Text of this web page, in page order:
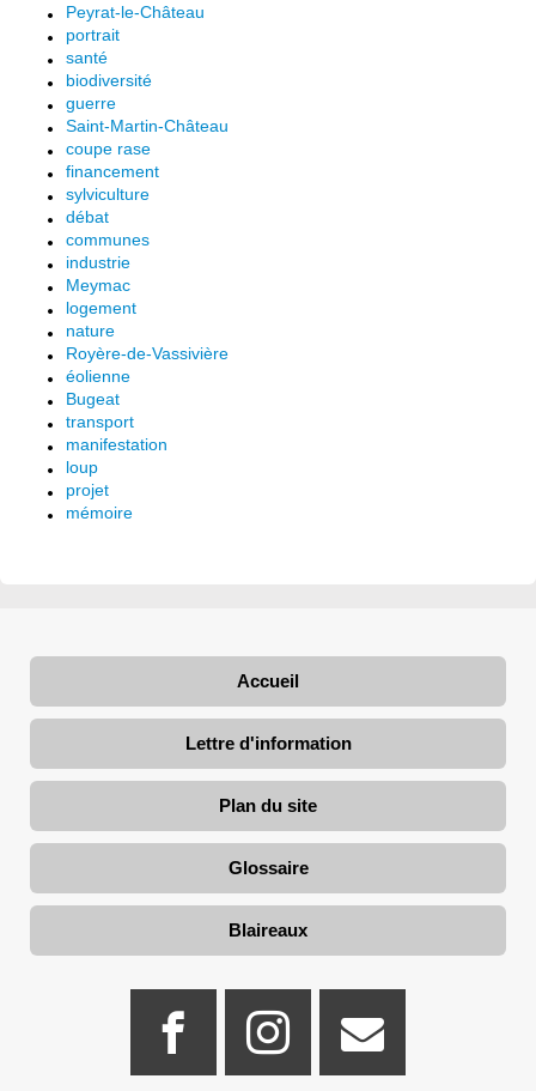
Peyrat-le-Château
portrait
santé
biodiversité
guerre
Saint-Martin-Château
coupe rase
financement
sylviculture
débat
communes
industrie
Meymac
logement
nature
Royère-de-Vassivière
éolienne
Bugeat
transport
manifestation
loup
projet
mémoire
Accueil
Lettre d'information
Plan du site
Glossaire
Blaireaux